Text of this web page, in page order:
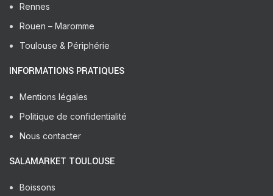
Rennes
Rouen – Maromme
Toulouse & Périphérie
INFORMATIONS PRATIQUES
Mentions légales
Politique de confidentialité
Nous contacter
SALAMARKET TOULOUSE
Boissons